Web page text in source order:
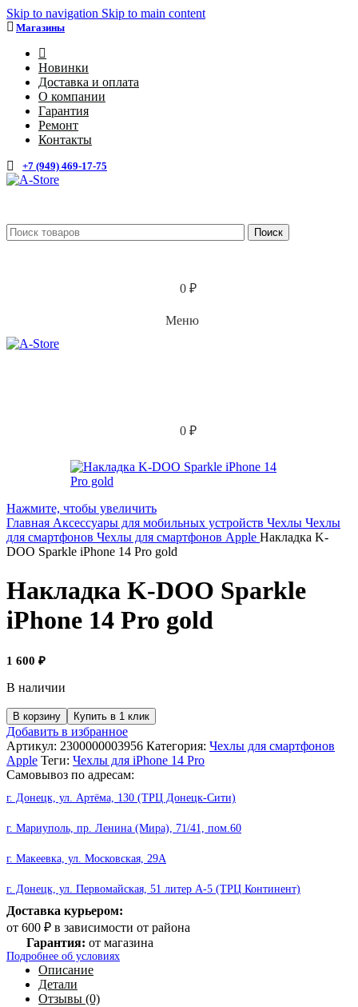
Skip to navigation Skip to main content
Магазины
Новинки
Доставка и оплата
О компании
Гарантия
Ремонт
Контакты
+7 (949) 469-17-75
Поиск
0 ₽
Меню
0 ₽
Нажмите, чтобы увеличить
Главная Аксессуары для мобильных устройств Чехлы Чехлы
для смартфонов Чехлы для смартфонов Apple Накладка K-
DOO Sparkle iPhone 14 Pro gold
Накладка K-DOO Sparkle
iPhone 14 Pro gold
1 600 ₽
В наличии
Количество
товара
Накладка
K-
DOO
iPhone
Pro
В корзину Купить в 1 клик
Добавить в избранное
Артикул: 2300000003956 Категория: Чехлы для смартфонов
Apple Теги: Чехлы для iPhone 14 Pro
Самовывоз по адресам:
г. Донецк, ул. Артёма, 130 (ТРЦ Донецк-Сити)
г. Мариуполь, пр. Ленина (Мира), 71/41, пом.60
г. Макеевка, ул. Московская, 29А
г. Донецк, ул. Первомайская, 51 литер А-5 (ТРЦ Континент)
Доставка курьером:
от 600 ₽ в зависимости от района
Гарантия: от магазина
Подробнее об условиях
Описание
Детали
Отзывы (0)